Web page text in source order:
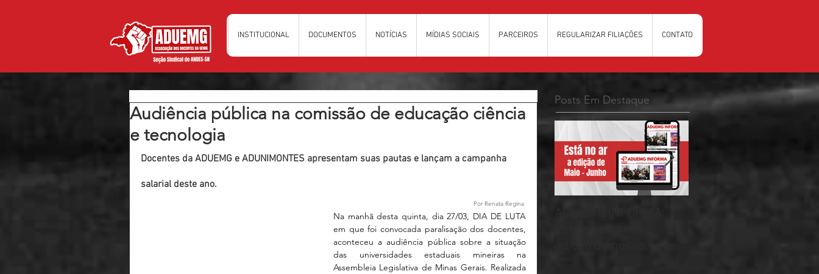
INSTITUCIONAL DOCUMENTOS NOTÍCIAS MÍDIAS SOCIAIS PARCEIROS REGULARIZAR FILIAÇÕES CONTATO
Audiência pública na comissão de educação ciência
e tecnologia
Docentes da ADUEMG e ADUNIMONTES apresentam suas pautas e lançam a campanha
salarial deste ano.
Por Renata Regina
Na manhã desta quinta, dia 27/03, DIA DE LUTA
em que foi convocada paralisação dos docentes,
aconteceu a audiência pública sobre a situação
das universidades estaduais mineiras na
Assembleia Legislativa de Minas Gerais. Realizada
Posts Em Destaque